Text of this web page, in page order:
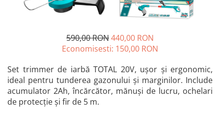
Polizoare unghiulare
Foarfece tablă
Grătare și accesorii
Instalații sanitare
Lampi
Mașină de tocat carne
590,00 RON440,00 RON
Economisesti: 150,00 RON
Set trimmer de iarbă TOTAL 20V, ușor și ergonomic,
ideal pentru tunderea gazonului și marginilor. Include
acumulator 2Ah, încărcător, mănuși de lucru, ochelari
de protecție și fir de 5 m.